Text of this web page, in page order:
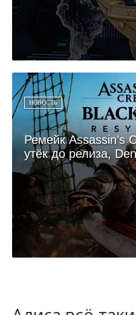
НОВОСТЬ
Ремейк Assassin’s
утёк до релиза,